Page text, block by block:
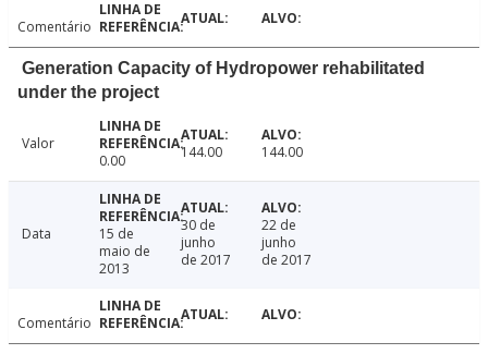
Comentário
Generation Capacity of Hydropower rehabilitated
under the project
Valor
0.00
144.00 144.00
Data
15 de
maio de
2013
30 de
junho
de 2017
22 de
junho
de 2017
Comentário